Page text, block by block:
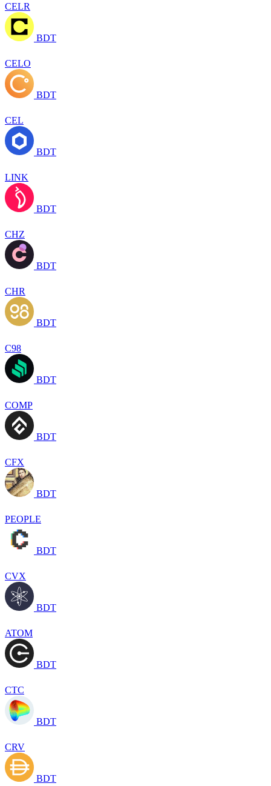
CELR
BDT
CELO
BDT
CEL
BDT
LINK
BDT
CHZ
BDT
CHR
BDT
C98
BDT
COMP
BDT
CFX
BDT
PEOPLE
BDT
CVX
BDT
ATOM
BDT
CTC
BDT
CRV
BDT